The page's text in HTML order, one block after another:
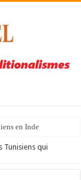
en Inde
qui